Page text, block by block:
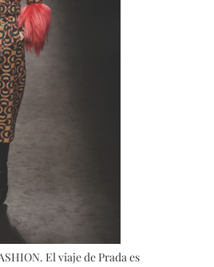
El viaje de Prada es